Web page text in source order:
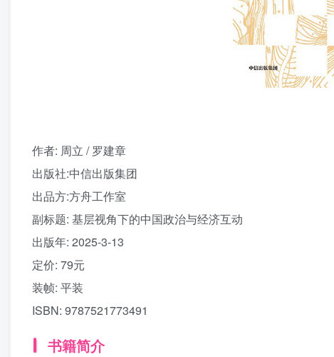
作者: 周立 / 罗建章
出版社:中信出版集团
出品方:方舟工作室
副标题: 基层视角下的中国政治与经济互动
出版年: 2025-3-13
定价: 79元
装帧: 平装
ISBN: 9787521773491
书籍简介